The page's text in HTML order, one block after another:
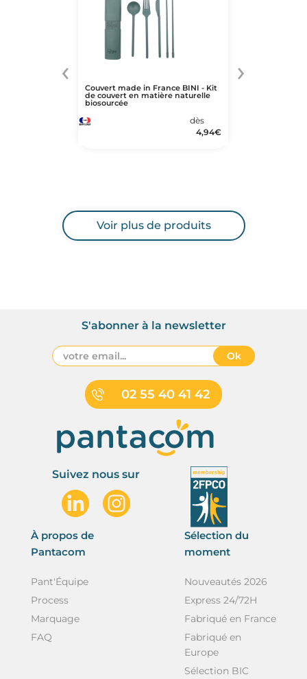
Couvert made in France BINI - Kit
de couvert en matière naturelle
biosourcée
dès
4,94€
‹ ›
Voir plus de produits
02 55 40 41 42
S'abonner à la newsletter
Ok
Suivez nous sur
À propos de
Pantacom
Pant'Équipe
Process
Marquage
FAQ
Sélection du
moment
Nouveautés 2026
Express 24/72H
Fabriqué en France
Fabriqué en
Europe
Sélection BIC